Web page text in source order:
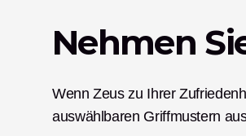
Nehmen
Wenn Zeus zu Ihrer
auswählbaren Griffmustern